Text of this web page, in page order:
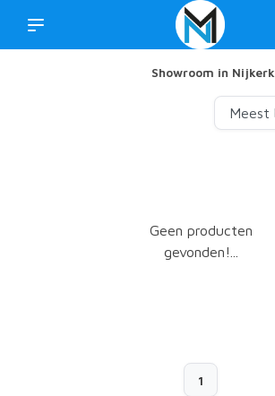
Showroom in Nijkerk
Geen producten
gevonden!...
1